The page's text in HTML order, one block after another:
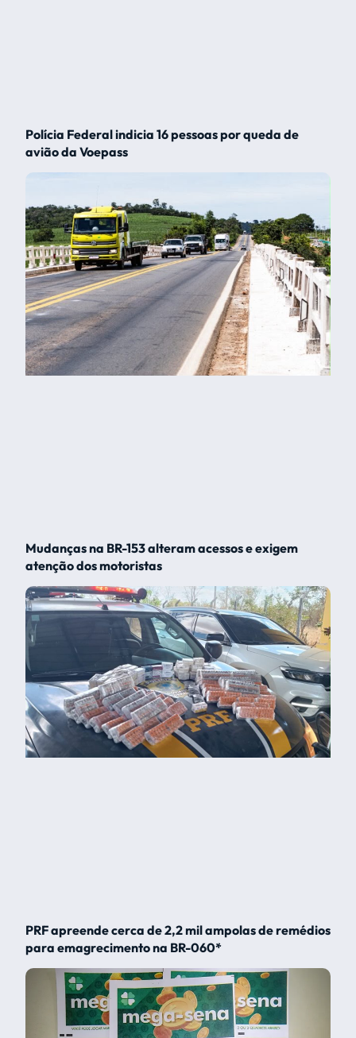
Polícia Federal indicia 16 pessoas por queda de
avião da Voepass
Mudanças na BR-153 alteram acessos e exigem
atenção dos motoristas
PRF apreende cerca de 2,2 mil ampolas de remédios
para emagrecimento na BR-060*